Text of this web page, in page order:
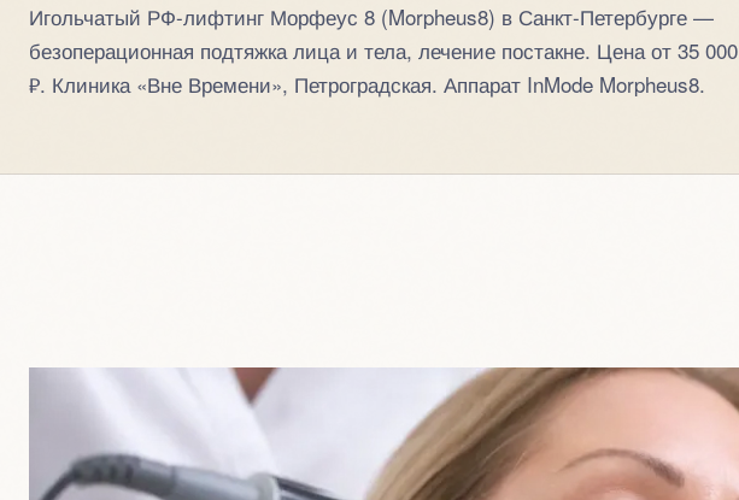
Игольчатый РФ-лифтинг Морфеус 8 (Morpheus8) в Санкт-Петербурге —
безоперационная подтяжка лица и тела, лечение постакне. Цена от 35 000
₽. Клиника «Вне Времени», Петроградская. Аппарат InMode Morpheus8.